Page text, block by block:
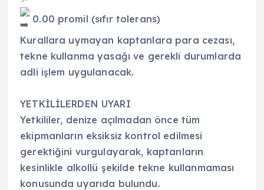
0.00 promil (sıfır tolerans)
Kurallara uymayan kaptanlara para cezası,
tekne kullanma yasağı ve gerekli durumlarda
adli işlem uygulanacak.
YETKİLİLERDEN UYARI
Yetkililer, denize açılmadan önce tüm
ekipmanların eksiksiz kontrol edilmesi
gerektiğini vurgulayarak, kaptanların
kesinlikle alkollü şekilde tekne kullanmaması
konusunda uyarıda bulundu.